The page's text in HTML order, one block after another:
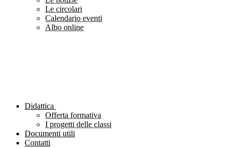
Le circolari
Calendario eventi
Albo online
Didattica
Offerta formativa
I progetti delle classi
Documenti utili
Contatti